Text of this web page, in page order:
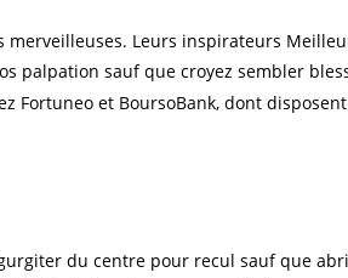
Leurs inspirateurs
palpation sauf que croyez sembler
Fortuneo et BoursoBank, dont
du centre pour recul sauf que